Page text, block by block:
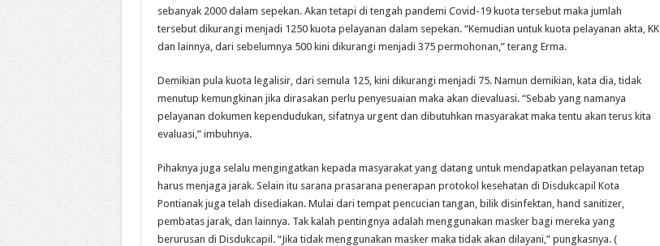
sebanyak 2000 dalam sepekan. Akan tetapi di tengah pandemi Covid-19 kuota tersebut maka jumlah
tersebut dikurangi menjadi 1250 kuota pelayanan dalam sepekan. “Kemudian untuk kuota pelayanan akta, KK
dan lainnya, dari sebelumnya 500 kini dikurangi menjadi 375 permohonan,” terang Erma.
Demikian pula kuota legalisir, dari semula 125, kini dikurangi menjadi 75. Namun demikian, kata dia, tidak
menutup kemungkinan jika dirasakan perlu penyesuaian maka akan dievaluasi. “Sebab yang namanya
pelayanan dokumen kependudukan, sifatnya urgent dan dibutuhkan masyarakat maka tentu akan terus kita
evaluasi,” imbuhnya.
Pihaknya juga selalu mengingatkan kepada masyarakat yang datang untuk mendapatkan pelayanan tetap
harus menjaga jarak. Selain itu sarana prasarana penerapan protokol kesehatan di Disdukcapil Kota
Pontianak juga telah disediakan. Mulai dari tempat pencucian tangan, bilik disinfektan, hand sanitizer,
pembatas jarak, dan lainnya. Tak kalah pentingnya adalah menggunakan masker bagi mereka yang
berurusan di Disdukcapil. “Jika tidak menggunakan masker maka tidak akan dilayani,” pungkasnya. (